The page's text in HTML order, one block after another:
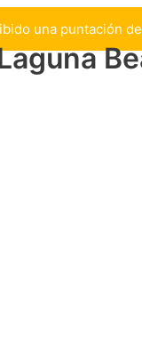
una puntación de